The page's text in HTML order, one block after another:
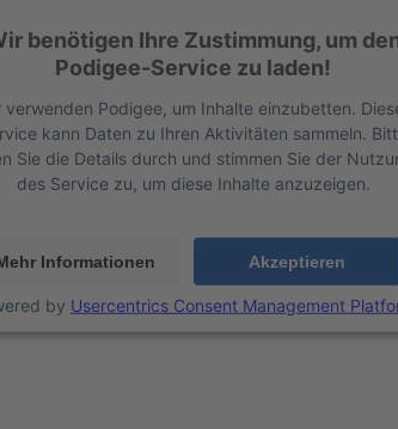
benötigen Ihre Zustimmung, um
Podigee-Service zu laden!
verwenden Podigee, um Inhalte einzubetten.
kann Daten zu Ihren Aktivitäten sammeln.
Sie die Details durch und stimmen Sie der
des Service zu, um diese Inhalte anzuzeigen.
Informationen Akzeptieren
by Usercentrics Consent Management